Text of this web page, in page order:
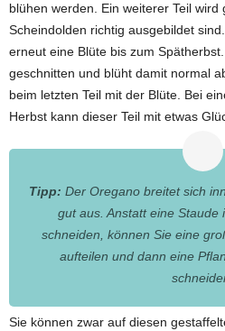
blühen werden. Ein weiterer Teil
Scheindolden richtig ausgebildet
erneut eine Blüte bis zum
geschnitten und blüht damit normal
beim letzten Teil mit der Blüte. Bei
Herbst kann dieser Teil mit etwas
Tipp: Der Oregano breitet sich
gut aus. Anstatt eine Staude
schneiden, können Sie eine
aufteilen und dann eine
Sie können zwar auf diesen